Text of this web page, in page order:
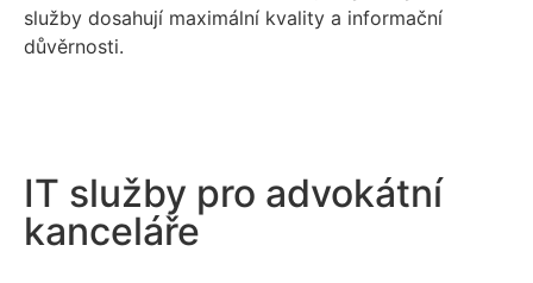
služby dosahují maximální kvality a informační
důvěrnosti.
IT služby pro advokátní
kanceláře